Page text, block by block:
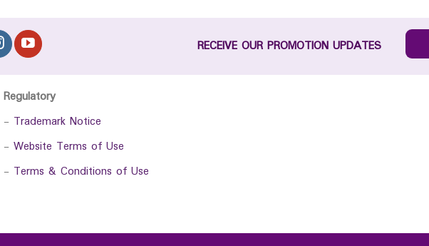
RECEIVE OUR PROMOTION UPDATES
Regulatory
- Trademark Notice
- Website Terms of Use
- Terms & Conditions of Use